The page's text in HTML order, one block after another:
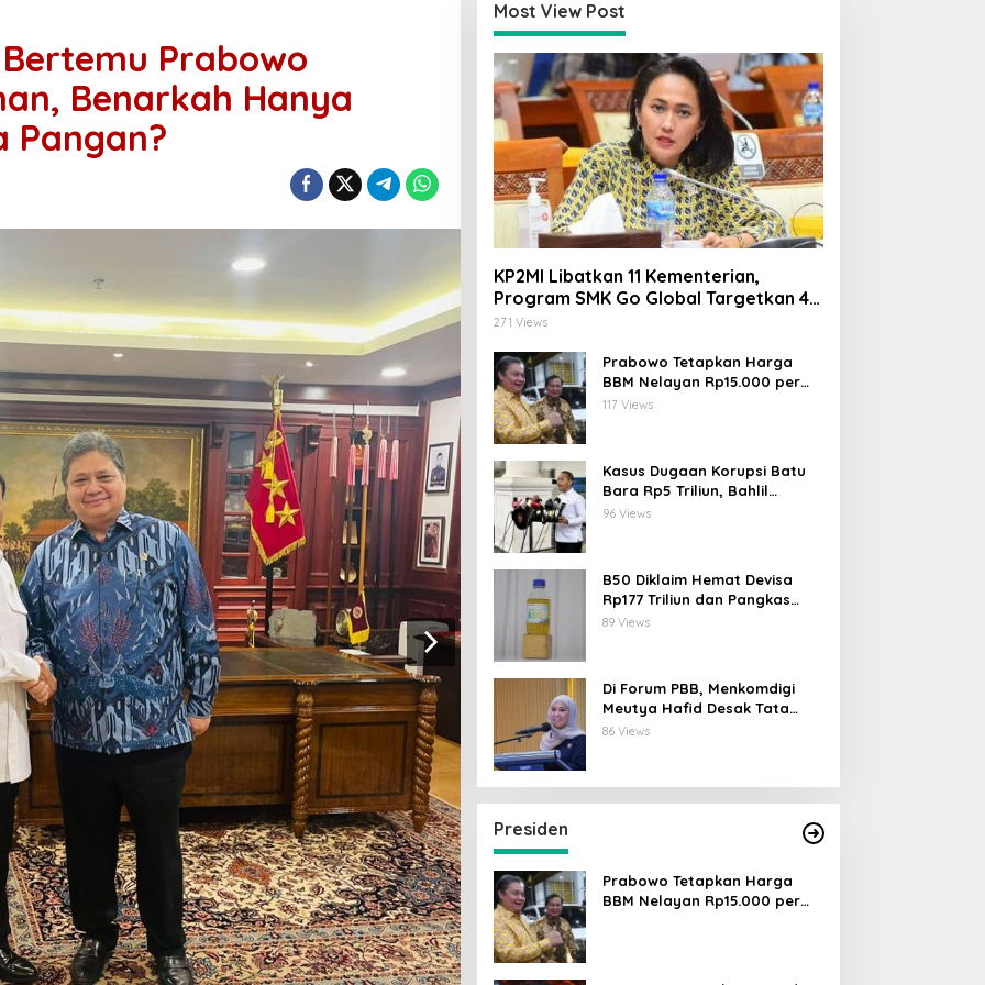
Prabowo
Benarkah Hanya
Pangan?
Most View Post
KP2MI Libatkan 11 Kementerian,
Program SMK Go Global Targetkan 40
Ribu Peserta Tahun Ini
271 Views
Prabowo Tetapkan Harga
BBM Nelayan Rp15.000 per
Liter, Berlaku untuk Kapal 30-
117 Views
Kasus Dugaan Korupsi Batu
Bara Rp5 Triliun, Bahlil
Lahadalia: ESDM Siap Berikan
96 Views
B50 Diklaim Hemat Devisa
Rp177 Triliun dan Pangkas
Emisi 44 Juta Ton CO₂
89 Views
Di Forum PBB, Menkomdigi
Meutya Hafid Desak Tata
Kelola AI Global Utamakan
86 Views
Presiden
Prabowo Tetapkan Harga
BBM Nelayan Rp15.000 per